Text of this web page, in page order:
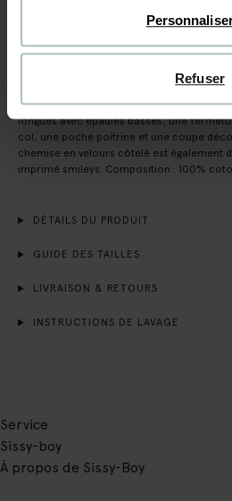
Refuser
Délai de rétractation de 14 jours
Chemise bleue de Sissy-Boy. La chemise
longues avec épaules basses, une
col, une poche poitrine et une coupe
chemise en velours côtelé est également
imprimé smileys. Composition : 100%
DÉTAILS DU PRODUIT
GUIDE DES TAILLES
LIVRAISON & RETOURS
INSTRUCTIONS DE LAVAGE
Service
Sissy-boy
À propos de Sissy-Boy